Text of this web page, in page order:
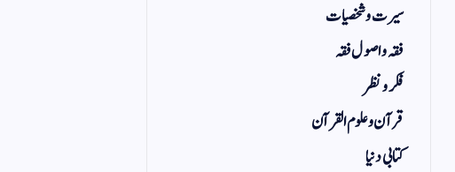
سیرت و شخصیات
فقہ و اصول فقہ
فکر و نظر
قرآن و علوم القرآن
کتابی دنیا